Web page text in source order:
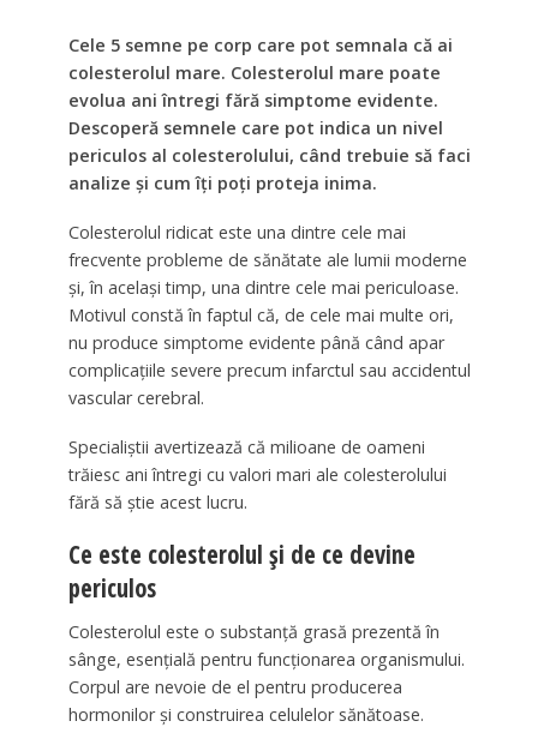
Cele 5 semne pe corp care pot semnala că ai
colesterolul mare. Colesterolul mare poate
evolua ani întregi fără simptome evidente.
Descoperă semnele care pot indica un nivel
periculos al colesterolului, când trebuie să faci
analize și cum îți poți proteja inima.
Colesterolul ridicat este una dintre cele mai
frecvente probleme de sănătate ale lumii moderne
și, în același timp, una dintre cele mai periculoase.
Motivul constă în faptul că, de cele mai multe ori,
nu produce simptome evidente până când apar
complicațiile severe precum infarctul sau accidentul
vascular cerebral.
Specialiștii avertizează că milioane de oameni
trăiesc ani întregi cu valori mari ale colesterolului
fără să știe acest lucru.
Ce este colesterolul și de ce devine
periculos
Colesterolul este o substanță grasă prezentă în
sânge, esențială pentru funcționarea organismului.
Corpul are nevoie de el pentru producerea
hormonilor și construirea celulelor sănătoase.